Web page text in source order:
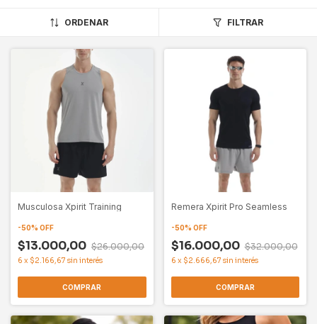
ORDENAR FILTRAR
Musculosa Xpirit Training
-50% OFF
$13.000,00 $26.000,00
6 x $2.166,67 sin interés
COMPRAR
Remera Xpirit Pro Seamless
-50% OFF
$16.000,00 $32.000,00
6 x $2.666,67 sin interés
COMPRAR